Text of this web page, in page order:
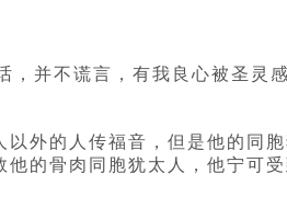
并不谎言，有我良心被圣灵
外的人传福音，但是他的同
的骨肉同胞犹太人，他宁可